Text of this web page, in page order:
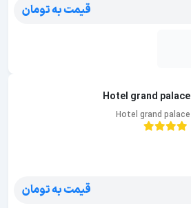
قیمت به تومان
Hotel grand palace
Hotel grand palace
قیمت به تومان